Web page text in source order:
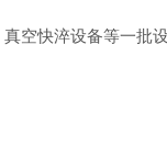
真空快淬设备等一批